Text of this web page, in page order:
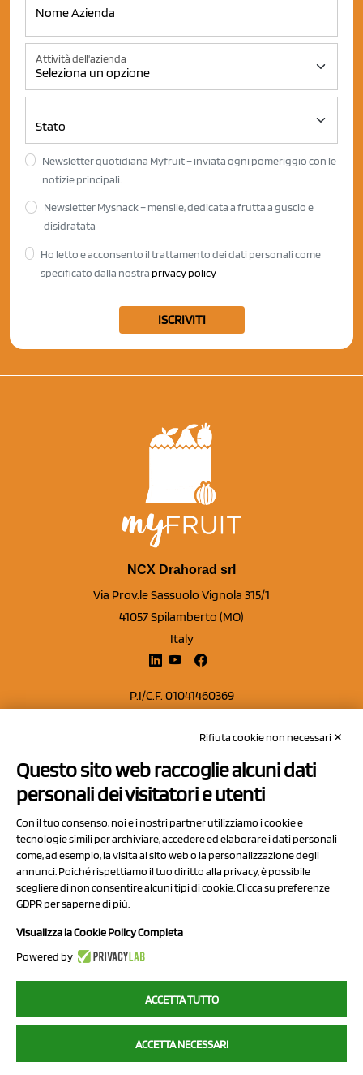
Attività dell'azienda
Newsletter quotidiana Myfruit – inviata ogni pomeriggio con le
notizie principali.
Newsletter Mysnack – mensile, dedicata a frutta a guscio e
disidratata
Ho letto e acconsento il trattamento dei dati personali come
specificato dalla nostra privacy policy
ISCRIVITI
NCX Drahorad srl
Via Prov.le Sassuolo Vignola 315/1
41057 Spilamberto (MO)
Italy
P.I/C.F. 01041460369
Capitale sociale Euro 50.000,00 i.v.
Contatti
Privacy Policy
Cookie Policy
Chi Siamo
2023 NCX Drahorad srl - All rights reserved
myfruit.it è parte del network diNCX DRAHORAD
NCX Drahorad - Via Provinciale Vignola-Sassuolo 315/1 - 41057
Rifiuta cookie non necessari ✕
Questo sito web raccoglie alcuni dati
personali dei visitatori e utenti
Con il tuo consenso, noi e i nostri partner utilizziamo i cookie e
tecnologie simili per archiviare, accedere ed elaborare i dati personali
come, ad esempio, la visita al sito web o la personalizzazione degli
annunci. Poiché rispettiamo il tuo diritto alla privacy, è possibile
scegliere di non consentire alcuni tipi di cookie. Clicca su preferenze
GDPR per saperne di più.
Visualizza la Cookie Policy Completa
Powered by
ACCETTA TUTTO
ACCETTA NECESSARI